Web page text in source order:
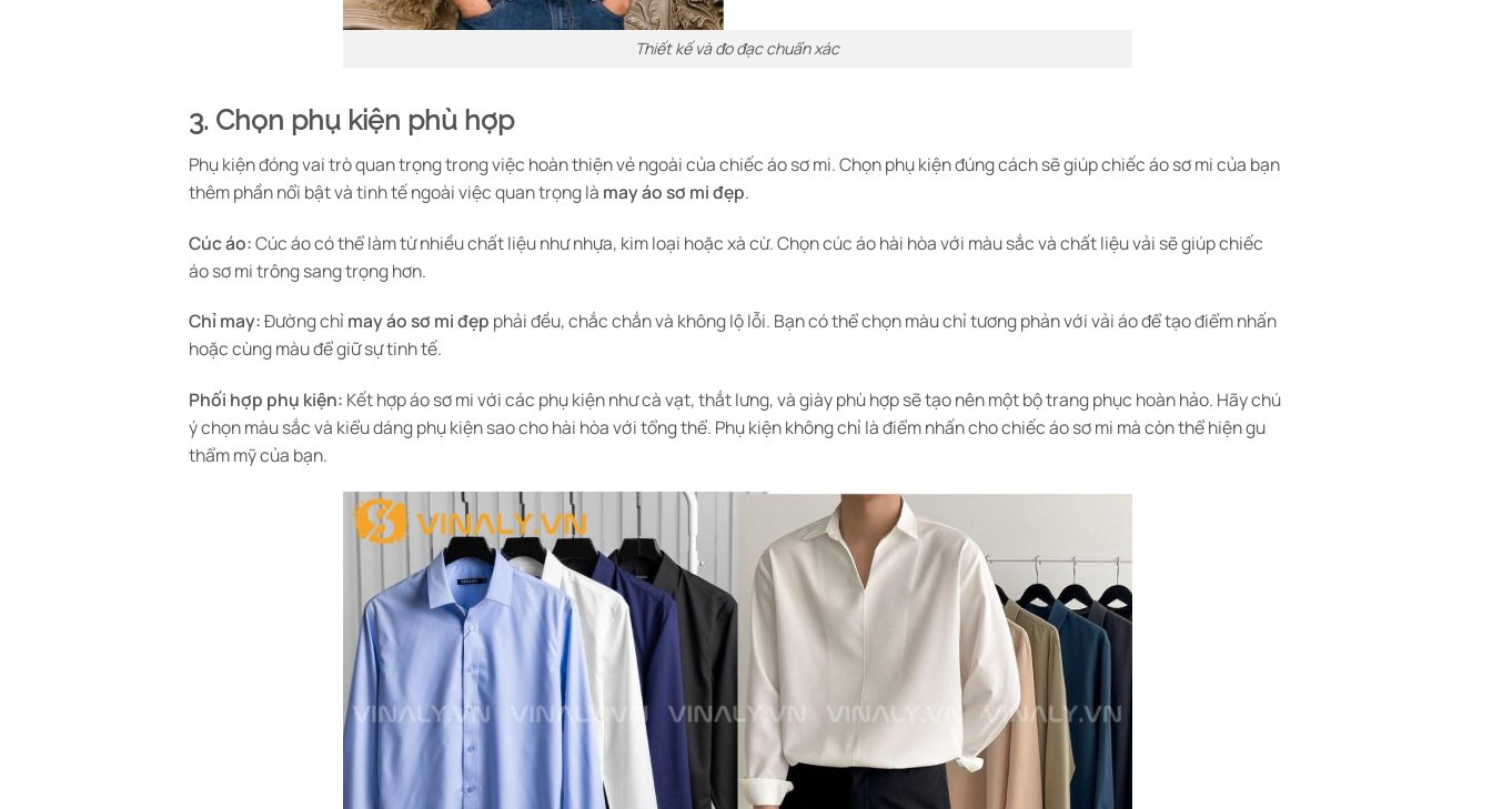
Thiết kế và đo đạc chuẩn xác
3. Chọn phụ kiện phù hợp
Phụ kiện đóng vai trò quan trọng trong việc hoàn thiện vẻ ngoài của chiếc áo sơ mi. Chọn phụ kiện đúng cách sẽ giúp chiếc áo sơ mi của bạn
thêm phần nổi bật và tinh tế ngoài việc quan trọng là may áo sơ mi đẹp.
Cúc áo:Cúc áo có thể làm từ nhiều chất liệu như nhựa, kim loại hoặc xà cừ. Chọn cúc áo hài hòa với màu sắc và chất liệu vải sẽ giúp chiếc
áo sơ mi trông sang trọng hơn.
Chỉ may:Đường chỉ may áo sơ mi đẹp phải đều, chắc chắn và không lộ lỗi. Bạn có thể chọn màu chỉ tương phản với vải áo để tạo điểm nhấn
hoặc cùng màu để giữ sự tinh tế.
Phối hợp phụ kiện: Kết hợp áo sơ mi với các phụ kiện như cà vạt, thắt lưng, và giày phù hợp sẽ tạo nên một bộ trang phục hoàn hảo. Hãy chú
ý chọn màu sắc và kiểu dáng phụ kiện sao cho hài hòa với tổng thể. Phụ kiện không chỉ là điểm nhấn cho chiếc áo sơ mi mà còn thể hiện gu
thẩm mỹ của bạn.